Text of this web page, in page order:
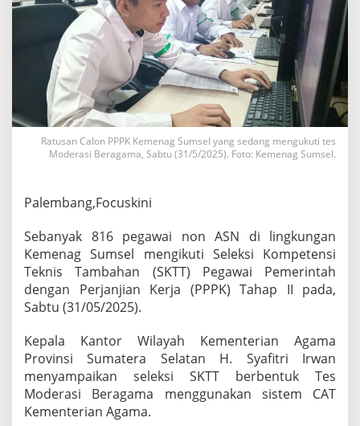
K
e
m
e
n
a
g
S
u
m
s
k
t
i
T
s
M
e
s
i
Ratusan Calon PPPK Kemenag Sumsel yang sedang mengukuti tes
Moderasi Beragama, Sabtu (31/5/2025). Foto: Kemenag Sumsel.
Palembang,Focuskini
Sebanyak 816 pegawai non ASN di lingkungan
Kemenag Sumsel mengikuti Seleksi Kompetensi
Teknis Tambahan (SKTT) Pegawai Pemerintah
dengan Perjanjian Kerja (PPPK) Tahap II pada,
Sabtu (31/05/2025).
Kepala Kantor Wilayah Kementerian Agama
Provinsi Sumatera Selatan H. Syafitri Irwan
menyampaikan seleksi SKTT berbentuk Tes
Moderasi Beragama menggunakan sistem CAT
Kementerian Agama.